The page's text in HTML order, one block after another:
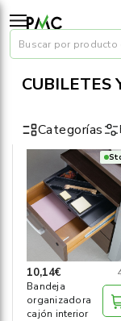
Papel
Material oficina
Audiovisuales
Tinta y tóner
Buscar por producto
CUBILETES
Categorías
10,14€
Bandeja
organizadora
cajón interior